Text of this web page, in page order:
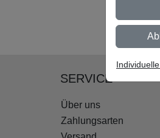
SERVICE
Über uns
Zahlungsarten